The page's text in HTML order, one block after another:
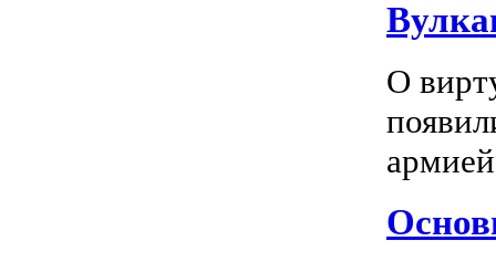
О